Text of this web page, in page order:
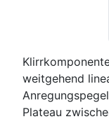
weitgehend
Plateau